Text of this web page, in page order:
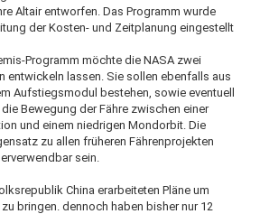
Altair entworfen. Das Programm wurde
der Kosten- und Zeitplanung eingestellt
Programm möchte die NASA zwei
entwickeln lassen. Sie sollen ebenfalls aus
Aufstiegsmodul bestehen, sowie eventuell
Bewegung der Fähre zwischen einer
und einem niedrigen Mondorbit. Die
zu allen früheren Fährenprojekten
sein.
China erarbeiteten Pläne um
bringen. dennoch haben bisher nur 12